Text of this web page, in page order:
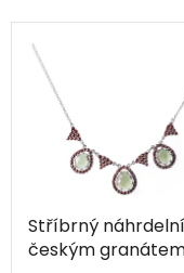
Stříbrný
českým